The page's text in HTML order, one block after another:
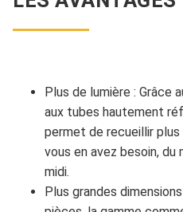
Plus de lumière : Grâce
aux tubes hautement
permet de recueillir plus
vous en avez besoin, du
midi.
Plus grandes